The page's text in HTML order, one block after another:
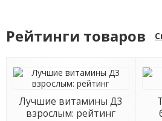
Рейтинги товаров
Лучшие витамины Д3
взрослым: рейтинг